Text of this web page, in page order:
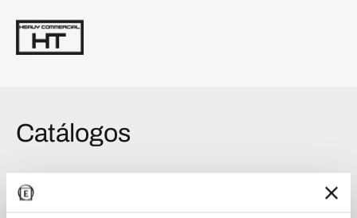
Catálogos
Catalogar